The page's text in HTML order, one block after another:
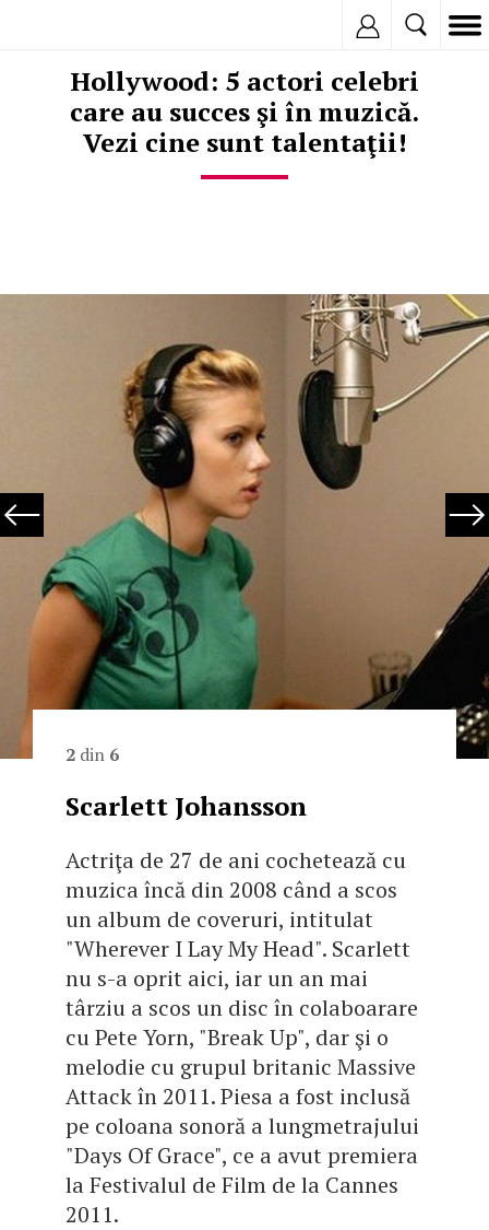
Hollywood: 5 actori celebri
care au succes şi în muzică.
Vezi cine sunt talentaţii!
2 din 6
Scarlett Johansson
Actriţa de 27 de ani cochetează cu
muzica încă din 2008 când a scos
un album de coveruri, intitulat
"Wherever I Lay My Head". Scarlett
nu s-a oprit aici, iar un an mai
târziu a scos un disc în colaboarare
cu Pete Yorn, "Break Up", dar şi o
melodie cu grupul britanic Massive
Attack în 2011. Piesa a fost inclusă
pe coloana sonoră a lungmetrajului
"Days Of Grace", ce a avut premiera
la Festivalul de Film de la Cannes
2011.